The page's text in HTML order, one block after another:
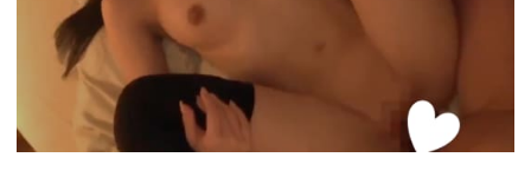
コスパ×タイパ◎素人とセックスする
方法！
【限定PR】